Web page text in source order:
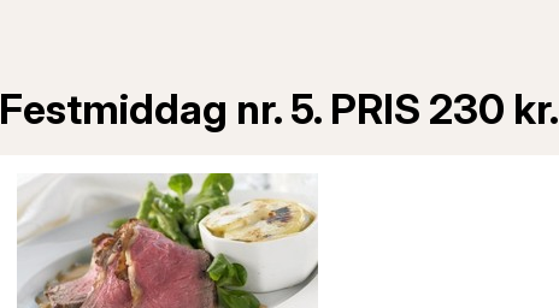
Festmiddag nr. 5. PRIS 230 kr.